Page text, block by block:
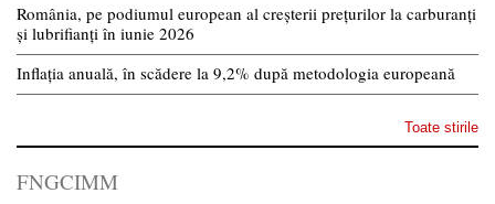
România, pe podiumul european al creșterii prețurilor la carburanți
și lubrifianți în iunie 2026
Inflația anuală, în scădere la 9,2% după metodologia europeană
Toate stirile
FNGCIMM